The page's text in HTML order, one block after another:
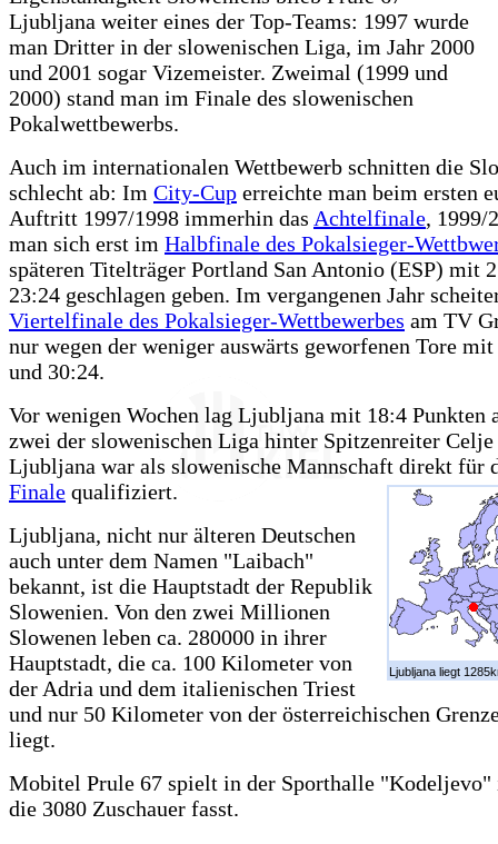
Ljubljana weiter eines der Top-Teams: 1997 wurde
man Dritter in der slowenischen Liga, im Jahr 2000
und 2001 sogar Vizemeister. Zweimal (1999 und
2000) stand man im Finale des slowenischen
Pokalwettbewerbs.
Auch im internationalen Wettbewerb schnitten die
schlecht ab: Im City-Cup erreichte man beim ersten
Auftritt 1997/1998 immerhin das Achtelfinale, 1999/
man sich erst im Halbfinale des Pokalsieger-
späteren Titelträger Portland San Antonio (ESP) mit
23:24 geschlagen geben. Im vergangenen Jahr
Viertelfinale des Pokalsieger-Wettbewerbes am TV
nur wegen der weniger auswärts geworfenen Tore
und 30:24.
Vor wenigen Wochen lag Ljubljana mit 18:4 Punkten
zwei der slowenischen Liga hinter Spitzenreiter Celje
Ljubljana war als slowenische Mannschaft direkt für
Finale qualifiziert.
Ljubljana liegt
Ljubljana, nicht nur älteren Deutschen
auch unter dem Namen "Laibach"
bekannt, ist die Hauptstadt der Republik
Slowenien. Von den zwei Millionen
Slowenen leben ca. 280000 in ihrer
Hauptstadt, die ca. 100 Kilometer von
der Adria und dem italienischen Triest
und nur 50 Kilometer von der österreichischen
liegt.
Mobitel Prule 67 spielt in der Sporthalle
die 3080 Zuschauer fasst.